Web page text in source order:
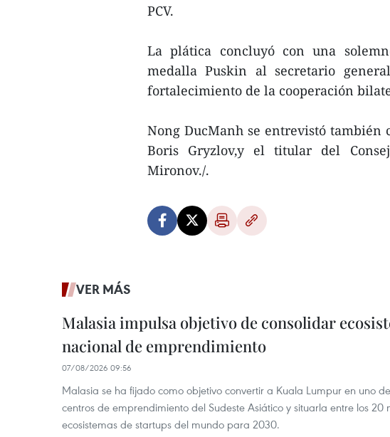
PCV.
La plática concluyó con una
medalla Puskin al secretario
fortalecimiento de la cooperación
Nong DucManh se entrevistó también
Boris Gryzlov,y el titular del
Mironov./.
VER MÁS
Malasia impulsa objetivo de consolidar
nacional de emprendimiento
07/08/2026 09:56
Malasia se ha fijado como objetivo convertir a Kuala Lumpur en uno
centros de emprendimiento del Sudeste Asiático y situarla entre los 20
ecosistemas de startups del mundo para 2030.